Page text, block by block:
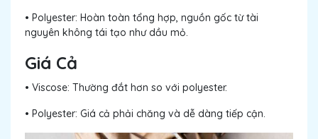
• Polyester: Hoàn toàn tổng hợp, nguồn gốc từ tài
nguyên không tái tạo như dầu mỏ.
Giá Cả
• Viscose: Thường đắt hơn so với polyester.
• Polyester: Giá cả phải chăng và dễ dàng tiếp cận.